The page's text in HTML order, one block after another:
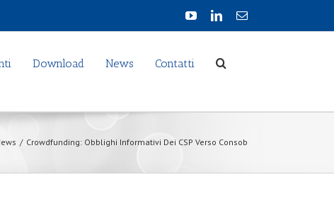
Download News Contatti
/ Crowdfunding: Obblighi Informativi Dei CSP Verso Consob